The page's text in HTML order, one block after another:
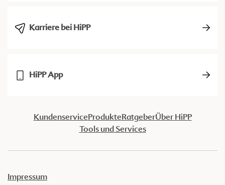
Karriere bei HiPP
HiPP App
KundenserviceProdukteRatgeberÜber HiPP
Tools und Services
Impressum